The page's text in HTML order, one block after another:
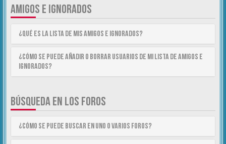
AMIGOS E IGNORADOS
¿Qué es la lista de Mis Amigos e Ignorados?
¿Cómo se puede añadir o borrar usuarios de mi lista de Amigos e
Ignorados?
BÚSQUEDA EN LOS FOROS
¿Cómo se puede buscar en uno o varios foros?